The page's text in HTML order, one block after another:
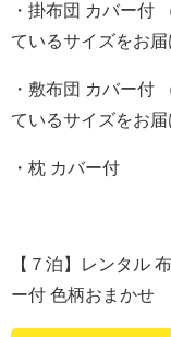
・掛布団 カバー付
ているサイズをお届
・敷布団 カバー付
ているサイズをお届
・枕 カバー付
【７泊】レンタル
ー付 色柄おまかせ